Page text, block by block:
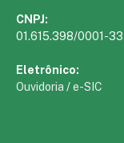
CNPJ:
01.615.398/0001-33
Eletrônico:
Ouvidoria /e-SIC